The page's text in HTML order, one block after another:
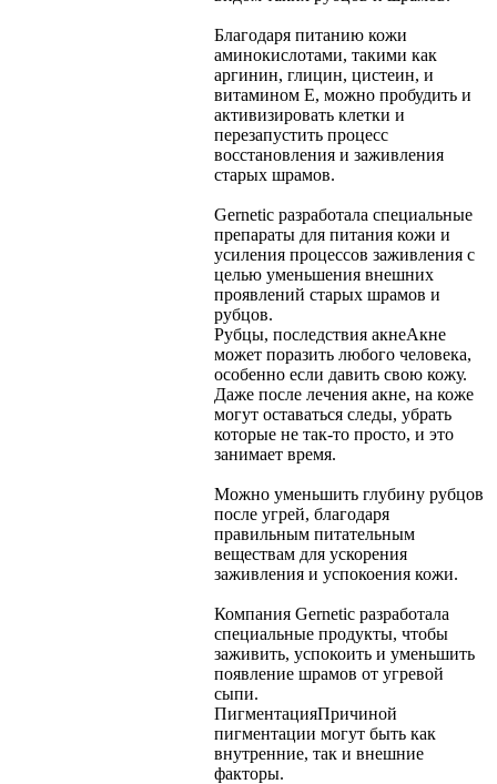
Благодаря питанию кожи
аминокислотами, такими как
аргинин, глицин, цистеин, и
витамином Е, можно пробудить и
активизировать клетки и
перезапустить процесс
восстановления и заживления
старых шрамов.
Gernetic разработала специальные
препараты для питания кожи и
усиления процессов заживления с
целью уменьшения внешних
проявлений старых шрамов и
рубцов.
Рубцы, последствия акнеАкне
может поразить любого человека,
особенно если давить свою кожу.
Даже после лечения акне, на коже
могут оставаться следы, убрать
которые не так-то просто, и это
занимает время.
Можно уменьшить глубину рубцов
после угрей, благодаря
правильным питательным
веществам для ускорения
заживления и успокоения кожи.
Компания Gernetic разработала
специальные продукты, чтобы
заживить, успокоить и уменьшить
появление шрамов от угревой
сыпи.
ПигментацияПричиной
пигментации могут быть как
внутренние, так и внешние
факторы.